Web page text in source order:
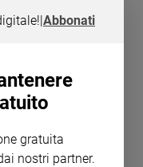
impiegare per 2 o 3 mesi
|Abbonati
gratuita
nostri partner.